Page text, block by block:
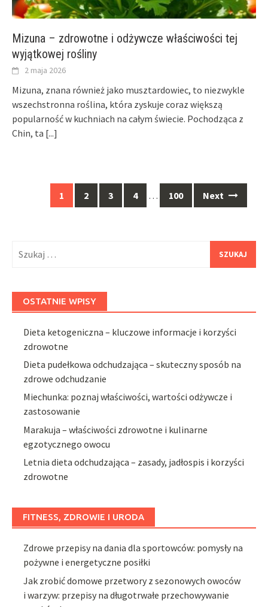
Mizuna – zdrowotne i odżywcze właściwości tej
wyjątkowej rośliny
2 maja 2026
Mizuna, znana również jako musztardowiec, to niezwykle
wszechstronna roślina, która zyskuje coraz większą
popularność w kuchniach na całym świecie. Pochodząca z
Chin, ta [...]
navigation
1 2 3 4 … 100 Next
OSTATNIE WPISY
Dieta ketogeniczna – kluczowe informacje i korzyści
zdrowotne
Dieta pudełkowa odchudzająca – skuteczny sposób na
zdrowe odchudzanie
Miechunka: poznaj właściwości, wartości odżywcze i
zastosowanie
Marakuja – właściwości zdrowotne i kulinarne
egzotycznego owocu
Letnia dieta odchudzająca – zasady, jadłospis i korzyści
zdrowotne
FITNESS, ZDROWIE I URODA
Zdrowe przepisy na dania dla sportowców: pomysły na
pożywne i energetyczne posiłki
Jak zrobić domowe przetwory z sezonowych owoców
i warzyw: przepisy na długotrwałe przechowywanie